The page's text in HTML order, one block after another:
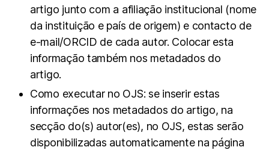
artigo junto com a afiliação institucional (nome
da instituição e país de origem) e contacto de
e-mail/ORCID de cada autor. Colocar esta
informação também nos metadados do
artigo.
Como executar no OJS: se inserir estas
informações nos metadados do artigo, na
secção do(s) autor(es), no OJS, estas serão
disponibilizadas automaticamente na página